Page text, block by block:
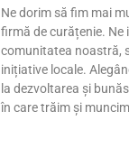
Ne dorim să fim mai
firmă de curățenie. Ne
comunitatea noastră,
inițiative locale.
la dezvoltarea și
în care trăim și